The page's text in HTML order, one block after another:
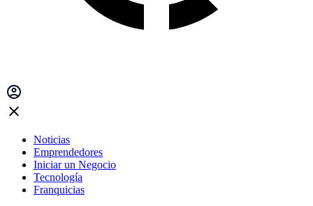
Noticias
Emprendedores
Iniciar un Negocio
Tecnología
Franquicias